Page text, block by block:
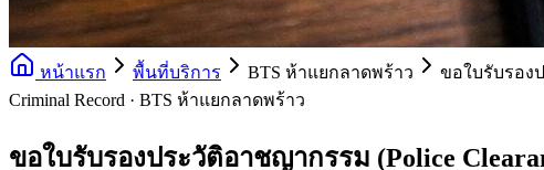
หน้าแรก พื้นที่บริการ BTS ห้าแยกลาดพร้าว
ขอใบรับรอง
Criminal Record · BTS ห้าแยกลาดพร้าว
ขอใบรับรองประวัติอาชญากรรม (Police